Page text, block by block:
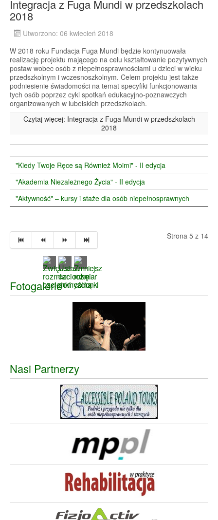
Integracja z Fuga Mundi w przedszkolach
2018
Utworzono: 06 kwiecień 2018
W 2018 roku Fundacja Fuga Mundi będzie kontynuowała
realizację projektu mającego na celu kształtowanie pozytywnych
postaw wobec osób z niepełnosprawnościami u dzieci w wieku
przedszkolnym i wczesnoszkolnym. Celem projektu jest także
podniesienie świadomości na temat specyfiki funkcjonowania
tych osób poprzez cykl spotkań edukacyjno-poznawczych
organizowanych w lubelskich przedszkolach.
Czytaj więcej: Integracja z Fuga Mundi w przedszkolach
2018
"Kiedy Twoje Ręce są Również Moimi" - II edycja
"Akademia Niezależnego Życia" - II edycja
"Aktywność" – kursy i staże dla osób niepełnosprawnych
Strona 5 z 14
Fotogalerie
Nasi Partnerzy